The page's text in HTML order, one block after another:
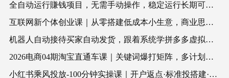
全自动运行賺钱项目，无需手动操作，稳定运行长期可做，新手副.业.首选【揭秘】
互联网新个体创业课｜从零搭建低成本小生意，商业思维+商业模式+流量实战+个人成长全闭环教程
机器人自动接待买家自动发货，跟着系统学拼多多虚拟月入1-5万
2026电商04期淘宝直通车课｜关键词爆打矩阵，多计划低出价，新品爆款差异化投放实操教学
小红书乘风投放-100分钟实操课｜开户返点·标准投搭建·莱卡定向，新店建模撬动笔记自然流量全套教学